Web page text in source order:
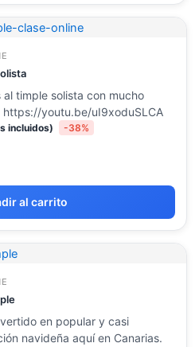
timple solista con mucho
https://youtu.be/uI9xoduSLCA
incluidos) -38%
al carrito
en popular y casi
navideña aquí en Canarias.